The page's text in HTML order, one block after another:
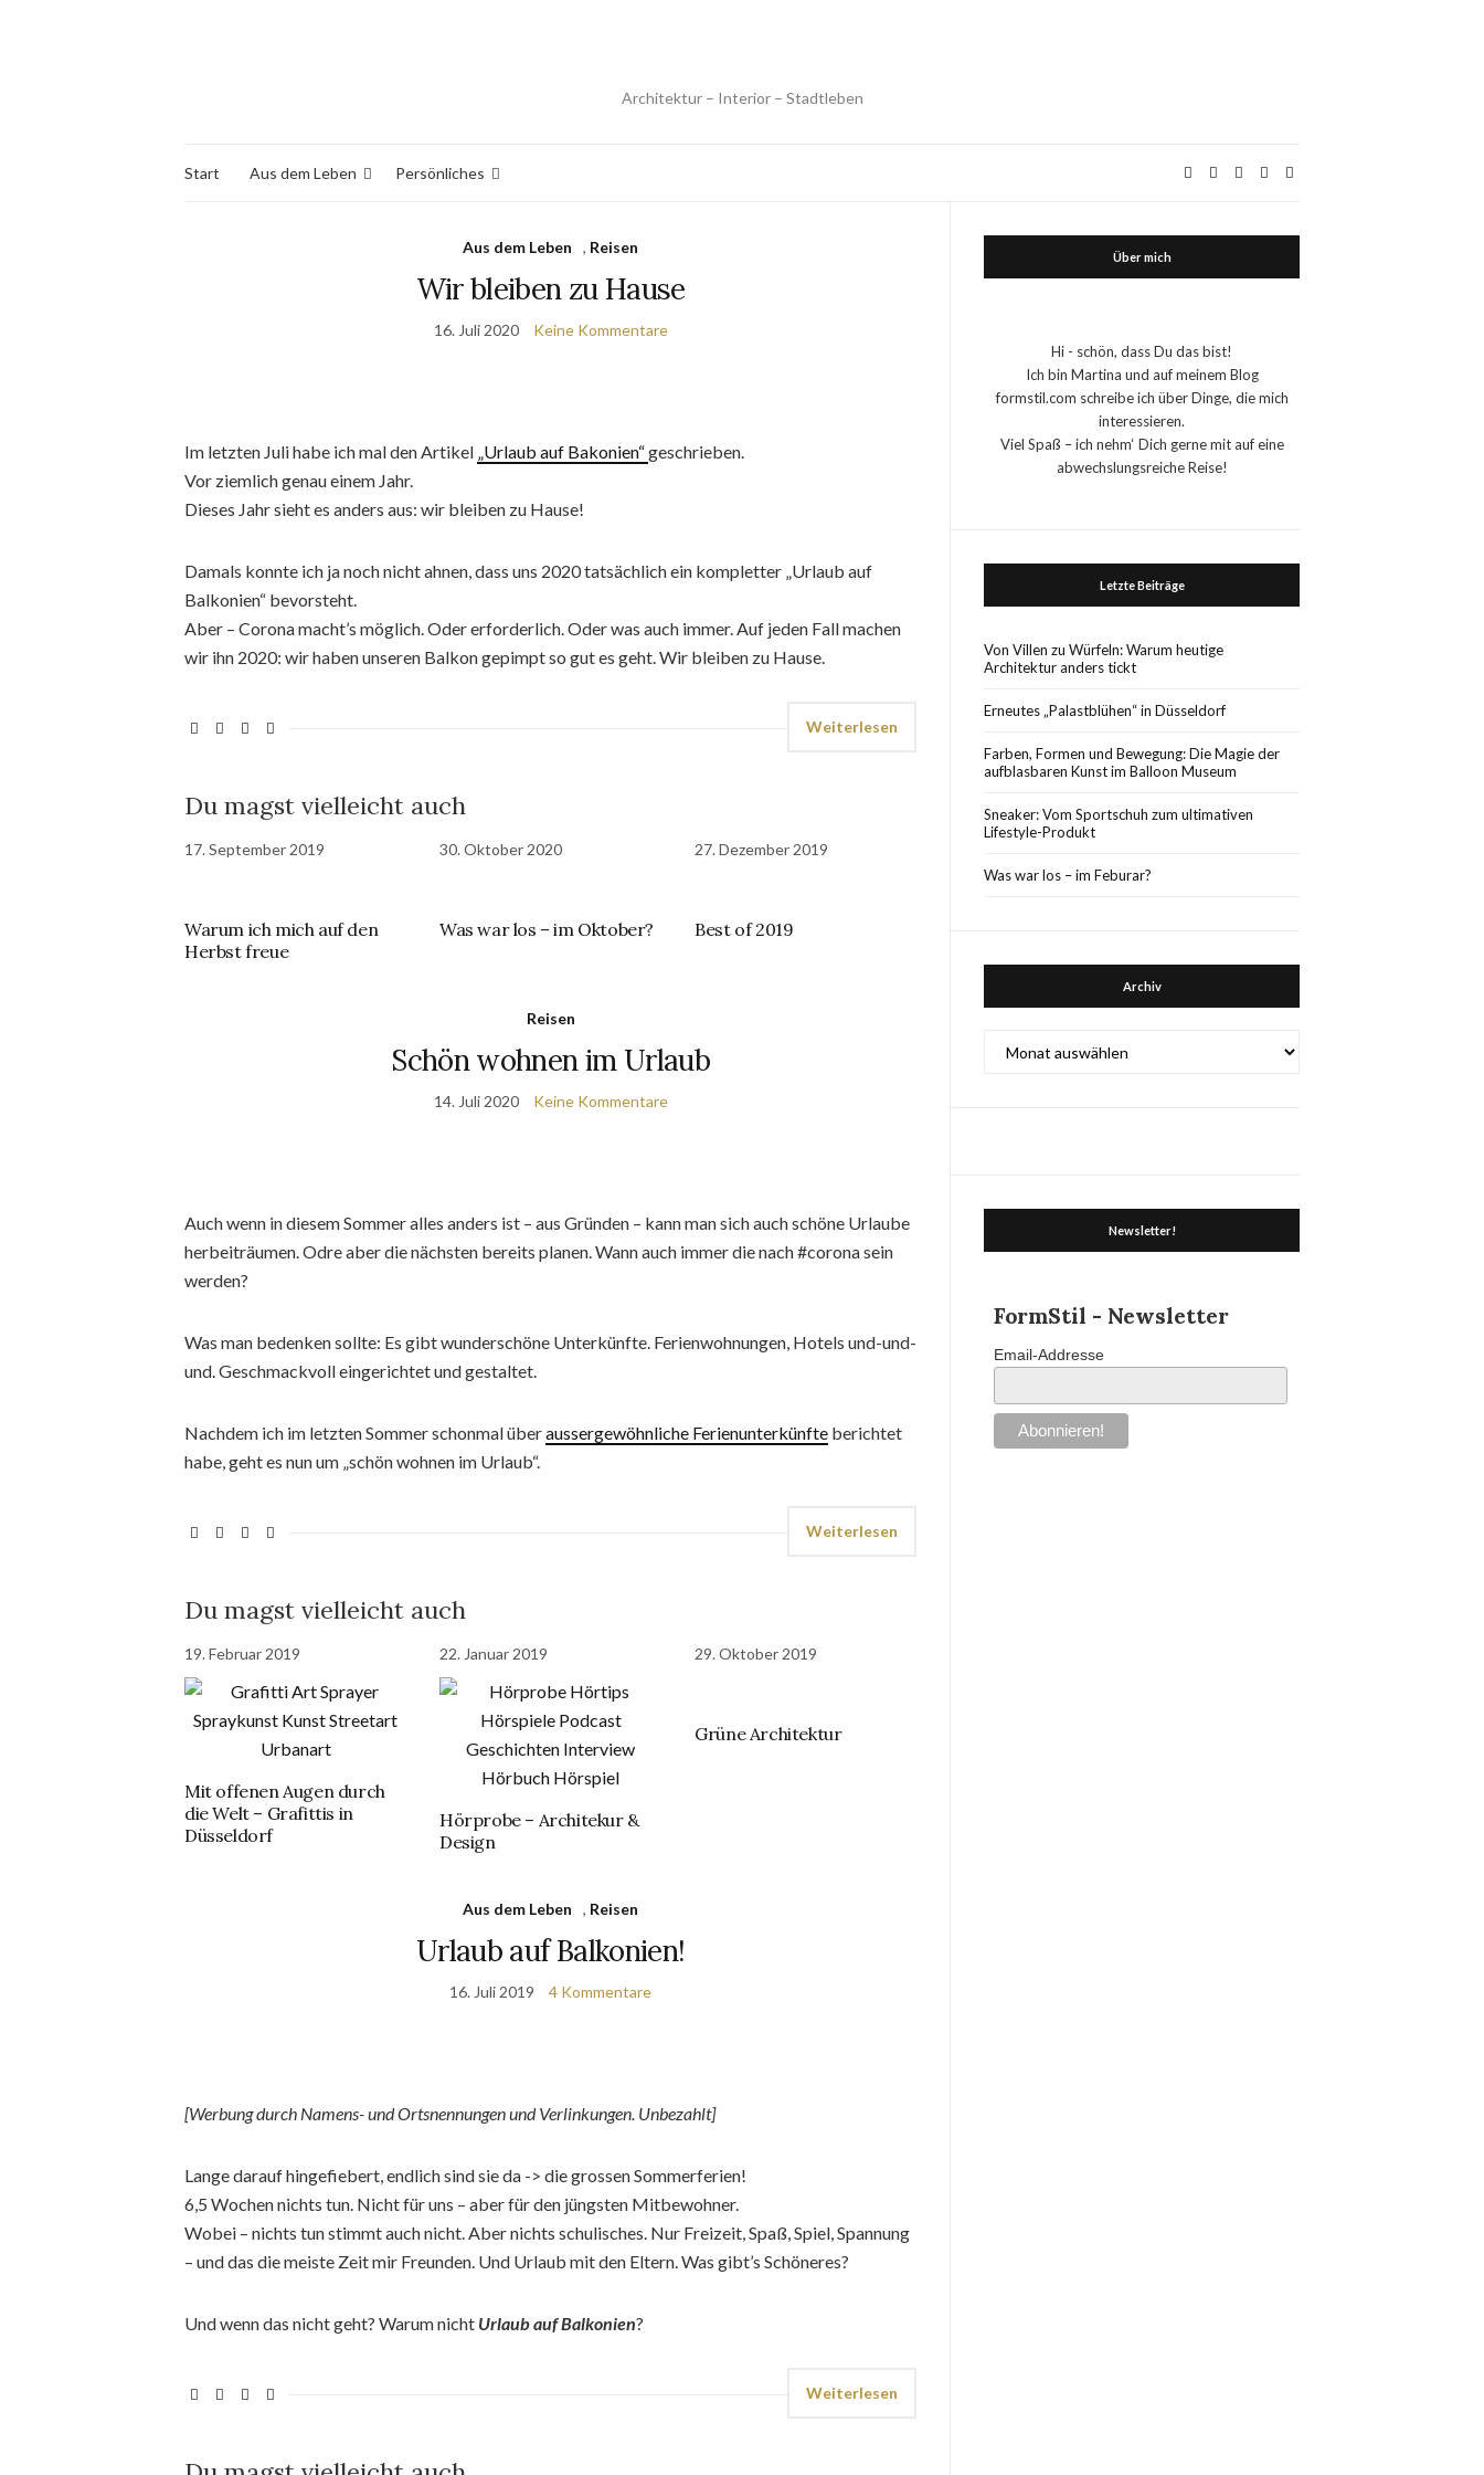
Architektur – Interior – Stadtleben
Start Aus dem Leben Persönliches
Aus dem Leben , Reisen
Wir bleiben zu Hause
16. Juli 2020 Keine Kommentare
Im letzten Juli habe ich mal den Artikel „Urlaub auf Bakonien“geschrieben.
Vor ziemlich genau einem Jahr.
Dieses Jahr sieht es anders aus: wir bleiben zu Hause!
Damals konnte ich ja noch nicht ahnen, dass uns 2020 tatsächlich ein kompletter „Urlaub auf
Balkonien“ bevorsteht.
Aber – Corona macht’s möglich. Oder erforderlich. Oder was auch immer. Auf jeden Fall machen
wir ihn 2020: wir haben unseren Balkon gepimpt so gut es geht. Wir bleiben zu Hause.
Weiterlesen
Du magst vielleicht auch
17. September 2019
Warum ich mich auf den
Herbst freue
30. Oktober 2020
Was war los – im Oktober?
27. Dezember 2019
Best of 2019
Reisen
Schön wohnen im Urlaub
14. Juli 2020 Keine Kommentare
Auch wenn in diesem Sommer alles anders ist – aus Gründen – kann man sich auch schöne Urlaube
herbeiträumen. Odre aber die nächsten bereits planen. Wann auch immer die nach #corona sein
werden?
Was man bedenken sollte: Es gibt wunderschöne Unterkünfte. Ferienwohnungen, Hotels und-und-
und. Geschmackvoll eingerichtet und gestaltet.
Nachdem ich im letzten Sommer schonmal überaussergewöhnliche Ferienunterkünfte berichtet
habe, geht es nun um „schön wohnen im Urlaub“.
Weiterlesen
Du magst vielleicht auch
19. Februar 2019
Mit offenen Augen durch
die Welt – Grafittis in
Düsseldorf
22. Januar 2019
Hörprobe – Architekur &
Design
29. Oktober 2019
Grüne Architektur
Aus dem Leben , Reisen
Urlaub auf Balkonien!
16. Juli 2019 4 Kommentare
[Werbung durch Namens- und Ortsnennungen und Verlinkungen. Unbezahlt]
Lange darauf hingefiebert, endlich sind sie da -> die grossen Sommerferien!
6,5 Wochen nichts tun. Nicht für uns – aber für den jüngsten Mitbewohner.
Wobei – nichts tun stimmt auch nicht. Aber nichts schulisches. Nur Freizeit, Spaß, Spiel, Spannung
– und das die meiste Zeit mir Freunden. Und Urlaub mit den Eltern. Was gibt’s Schöneres?
Und wenn das nicht geht? Warum nicht Urlaub auf Balkonien?
Weiterlesen
Über mich
Hi - schön, dass Du das bist!
Ich bin Martina und auf meinem Blog
formstil.com schreibe ich über Dinge, die mich
interessieren.
Viel Spaß – ich nehm‘ Dich gerne mit auf eine
abwechslungsreiche Reise!
Letzte Beiträge
Von Villen zu Würfeln: Warum heutige
Architektur anders tickt
Erneutes „Palastblühen“ in Düsseldorf
Farben, Formen und Bewegung: Die Magie der
aufblasbaren Kunst im Balloon Museum
Sneaker: Vom Sportschuh zum ultimativen
Lifestyle-Produkt
Was war los – im Feburar?
Archiv
Newsletter!
FormStil - Newsletter
Email-Addresse